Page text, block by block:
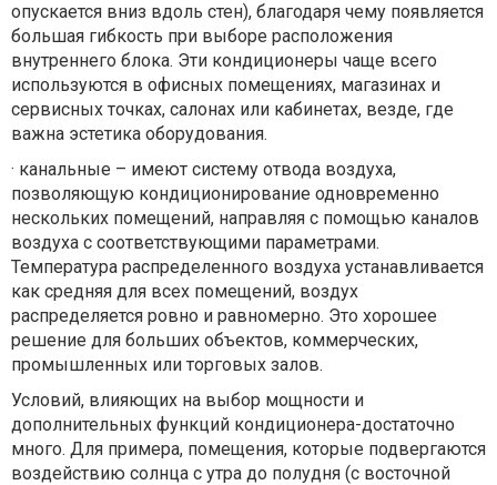
опускается вниз вдоль стен), благодаря чему появляется
большая гибкость при выборе расположения
внутреннего блока. Эти кондиционеры чаще всего
используются в офисных помещениях, магазинах и
сервисных точках, салонах или кабинетах, везде, где
важна эстетика оборудования.
· канальные – имеют систему отвода воздуха,
позволяющую кондиционирование одновременно
нескольких помещений, направляя с помощью каналов
воздуха с соответствующими параметрами.
Температура распределенного воздуха устанавливается
как средняя для всех помещений, воздух
распределяется ровно и равномерно. Это хорошее
решение для больших объектов, коммерческих,
промышленных или торговых залов.
Условий, влияющих на выбор мощности и
дополнительных функций кондиционера-достаточно
много. Для примера, помещения, которые подвергаются
воздействию солнца с утра до полудня (с восточной